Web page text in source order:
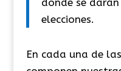
elecciones.
En cada una de